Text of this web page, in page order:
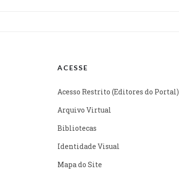
ACESSE
Acesso Restrito (Editores do Portal)
Arquivo Virtual
Bibliotecas
Identidade Visual
Mapa do Site